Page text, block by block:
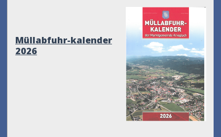
Müllabfuhr-kalender
2026